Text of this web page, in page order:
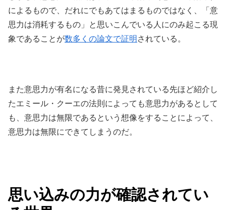
によるもので、だれにでもあてはまるものではなく、「意
思力は消耗するもの」と思いこんでいる人にのみ起こる現
象であることが数多くの論文で証明 されている。
また意思力が有名になる昔に発見されている先ほど紹介し
たエミール・クーエの法則によっても意思力があるとして
も、意思力は無限であるという想像をすることによって、
意思力は無限にできてしまうのだ。
思い込みの力が確認されてい